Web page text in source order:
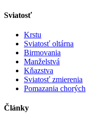
Sviatosť
Krstu
Sviatosť oltárna
Birmovania
Manželstvá
Kňazstva
Sviatosť zmierenia
Pomazania chorých
Články